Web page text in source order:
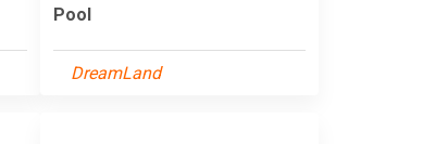
Pool
DreamLand